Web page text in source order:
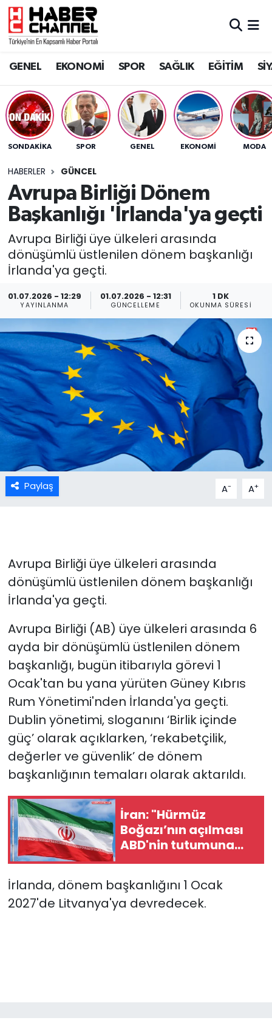
GENEL EKONOMİ SPOR SAĞLIK EĞİTİM
SONDAKIKA SPOR GENEL EKONOMİ MODA
HABERLER GÜNCEL
Avrupa Birliği Dönem
Başkanlığı 'İrlanda'ya geçti
Avrupa Birliği üye ülkeleri arasında
dönüşümlü üstlenilen dönem başkanlığı
İrlanda'ya geçti.
01.07.2026 - 12:29
YAYINLANMA
01.07.2026 - 12:31
GÜNCELLEME
1 DK
OKUNMA SÜRESI
Paylaş A- A+
Avrupa Birliği üye ülkeleri arasında
dönüşümlü üstlenilen dönem başkanlığı
İrlanda'ya geçti.
Avrupa Birliği (AB) üye ülkeleri arasında 6
ayda bir dönüşümlü üstlenilen dönem
başkanlığı, bugün itibarıyla görevi 1
Ocak'tan bu yana yürüten Güney Kıbrıs
Rum Yönetimi'nden İrlanda'ya geçti.
Dublin yönetimi, sloganını ‘Birlik içinde
güç’ olarak açıklarken, ‘rekabetçilik,
değerler ve güvenlik’ de dönem
başkanlığının temaları olarak aktarıldı.
İran: "Hürmüz
Boğazı’nın açılması
ABD'nin tutumuna
bağlı"
İrlanda, dönem başkanlığını 1 Ocak
2027'de Litvanya'ya devredecek.
GENEL
SPOR
SAĞLIK
EĞİTİM
SİYASET
MAGAZİN
Nöbetçi Eczaneler
Trafik Durumu
Süper Lig Puan Durumu ve Fikstür
Tüm Manşetler
Son Dakika Haberleri
Haber Arşivi